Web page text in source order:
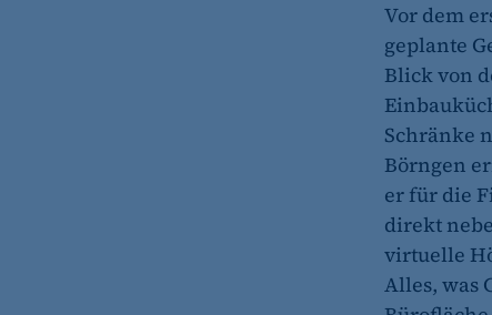
Vor dem
geplante
Blick von
Schränke
Börngen
er für die
direkt
virtuelle
Alles, was